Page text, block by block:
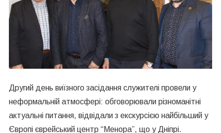
Другий день виїзного засідання служителі провели у
неформальній атмосфері: обговорювали різноманітні
актуальні питання, відвідали з екскурсією найбільший у
Європі єврейський центр “Менора”, що у Дніпрі.